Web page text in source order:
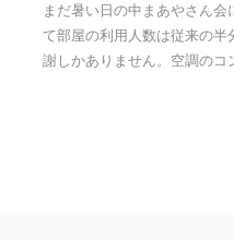
まだ暑い日の中まあやさん
て部屋の利用人数は従来の
謝しかありません。空調のコ